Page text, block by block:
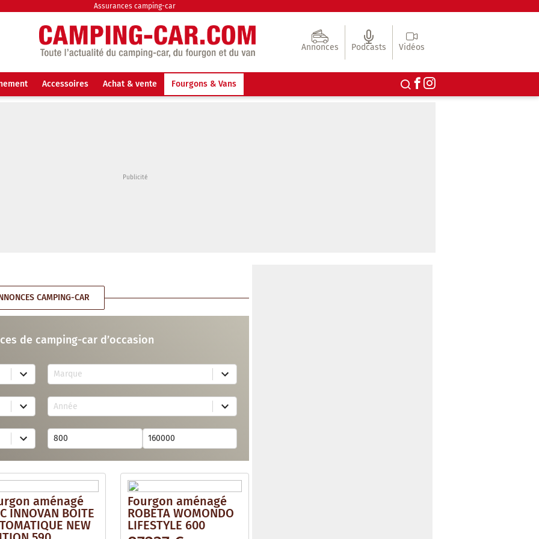
Assurances camping-car
Annonces Podcasts Vidéos
Accessoires Achat & vente Fourgons & Vans
CAMPING-CAR
de camping-car d’occasion
Marque
7
r
t
a
i
a
b
l
e
Année
1
r
e
t
s
a
v
a
i
l
a
b
aménagé
INNOVAN BOITE
NEW
Fourgon aménagé
ROBETA WOMONDO
LIFESTYLE 600